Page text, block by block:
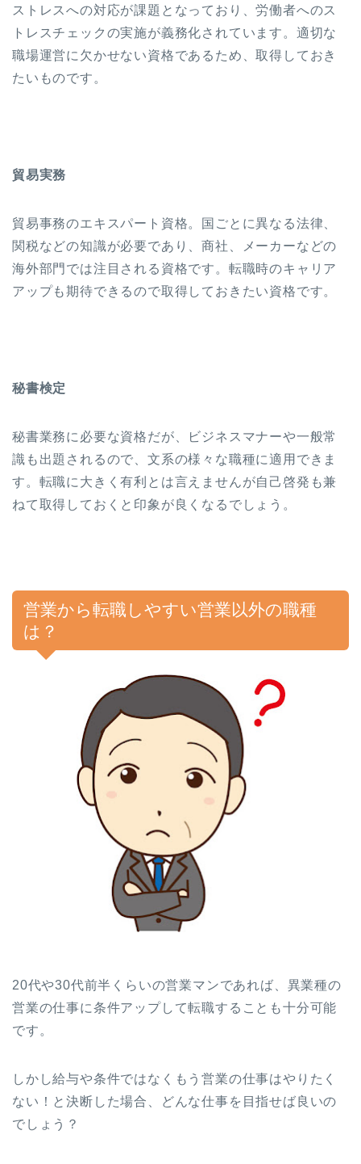
ストレスへの対応が課題となっており、労働者へのス
トレスチェックの実施が義務化されています。適切な
職場運営に欠かせない資格であるため、取得しておき
たいものです。
貿易実務
貿易事務のエキスパート資格。国ごとに異なる法律、
関税などの知識が必要であり、商社、メーカーなどの
海外部門では注目される資格です。転職時のキャリア
アップも期待できるので取得しておきたい資格です。
秘書検定
秘書業務に必要な資格だが、ビジネスマナーや一般常
識も出題されるので、文系の様々な職種に適用できま
す。転職に大きく有利とは言えませんが自己啓発も兼
ねて取得しておくと印象が良くなるでしょう。
営業から転職しやすい営業以外の職種
は？
20代や30代前半くらいの営業マンであれば、異業種の
営業の仕事に条件アップして転職することも十分可能
です。
しかし給与や条件ではなくもう営業の仕事はやりたく
ない！と決断した場合、どんな仕事を目指せば良いの
でしょう？